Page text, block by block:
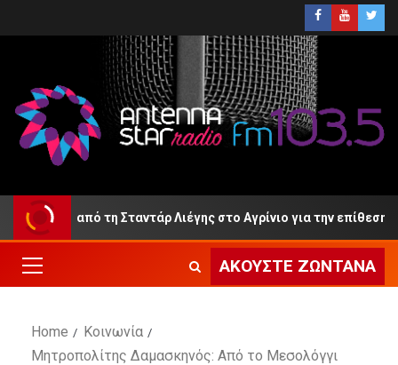
από τη Σταντάρ Λιέγης στο Αγρίνιο για την επίθεση;
ΑΚΟΎΣΤΕ ΖΩΝΤΑΝΆ
Home
Κοινωνία
Μητροπολίτης Δαμασκηνός: Από το Μεσολόγγι